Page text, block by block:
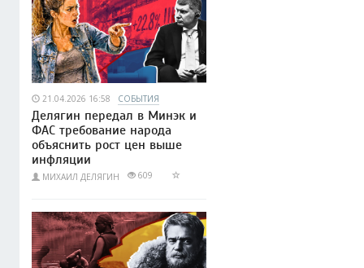
21.04.2026 16:58 СОБЫТИЯ
Делягин передал в Минэк и
ФАС требование народа
объяснить рост цен выше
инфляции
МИХАИЛ ДЕЛЯГИН 609